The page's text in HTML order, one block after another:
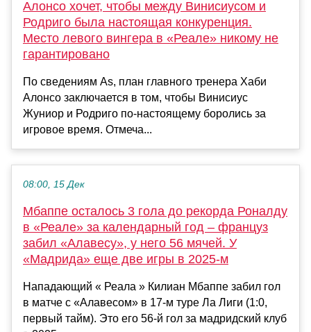
Алонсо хочет, чтобы между Винисиусом и
Родриго была настоящая конкуренция.
Место левого вингера в «Реале» никому не
гарантировано
По сведениям As, план главного тренера Хаби
Алонсо заключается в том, чтобы Винисиус
Жуниор и Родриго по-настоящему боролись за
игровое время. Отмеча...
08:00, 15 Дек
Мбаппе осталось 3 гола до рекорда Роналду
в «Реале» за календарный год – француз
забил «Алавесу», у него 56 мячей. У
«Мадрида» еще две игры в 2025-м
Нападающий « Реала » Килиан Мбаппе забил гол
в матче с «Алавесом» в 17-м туре Ла Лиги (1:0,
первый тайм). Это его 56-й гол за мадридский клуб